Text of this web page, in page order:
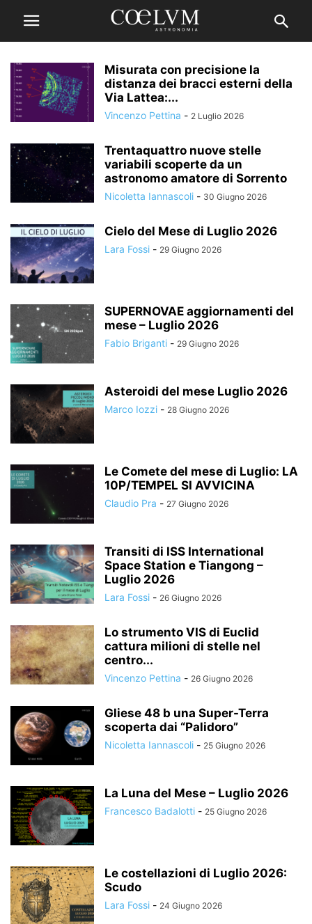
Misurata con precisione la
distanza dei bracci esterni della
Via Lattea:...
Vincenzo Pettina - 2 Luglio 2026
Trentaquattro nuove stelle
variabili scoperte da un
astronomo amatore di Sorrento
Nicoletta Iannascoli - 30 Giugno 2026
Cielo del Mese di Luglio 2026
Lara Fossi - 29 Giugno 2026
SUPERNOVAE aggiornamenti del
mese – Luglio 2026
Fabio Briganti - 29 Giugno 2026
Asteroidi del mese Luglio 2026
Marco Iozzi - 28 Giugno 2026
Le Comete del mese di Luglio: LA
10P/TEMPEL SI AVVICINA
Claudio Pra - 27 Giugno 2026
Transiti di ISS International
Space Station e Tiangong –
Luglio 2026
Lara Fossi - 26 Giugno 2026
Lo strumento VIS di Euclid
cattura milioni di stelle nel
centro...
Vincenzo Pettina - 26 Giugno 2026
Gliese 48 b una Super-Terra
scoperta dai “Palidoro”
Nicoletta Iannascoli - 25 Giugno 2026
La Luna del Mese – Luglio 2026
Francesco Badalotti - 25 Giugno 2026
Le costellazioni di Luglio 2026:
Scudo
Lara Fossi - 24 Giugno 2026